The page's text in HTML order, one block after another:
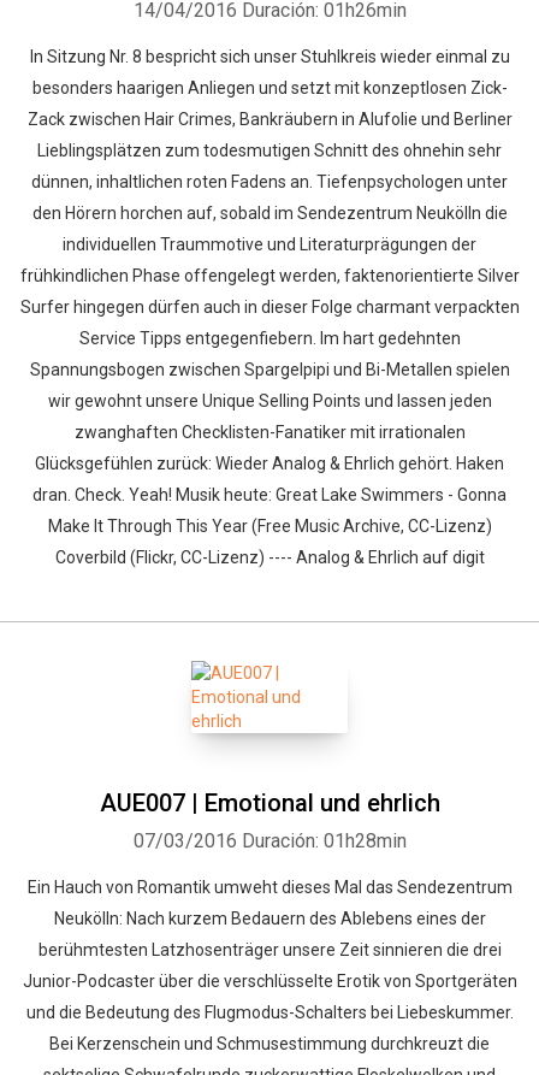
14/04/2016 Duración: 01h26min
In Sitzung Nr. 8 bespricht sich unser Stuhlkreis wieder einmal zu
besonders haarigen Anliegen und setzt mit konzeptlosen Zick-
Zack zwischen Hair Crimes, Bankräubern in Alufolie und Berliner
Lieblingsplätzen zum todesmutigen Schnitt des ohnehin sehr
dünnen, inhaltlichen roten Fadens an. Tiefenpsychologen unter
den Hörern horchen auf, sobald im Sendezentrum Neukölln die
individuellen Traummotive und Literaturprägungen der
frühkindlichen Phase offengelegt werden, faktenorientierte Silver
Surfer hingegen dürfen auch in dieser Folge charmant verpackten
Service Tipps entgegenfiebern. Im hart gedehnten
Spannungsbogen zwischen Spargelpipi und Bi-Metallen spielen
wir gewohnt unsere Unique Selling Points und lassen jeden
zwanghaften Checklisten-Fanatiker mit irrationalen
Glücksgefühlen zurück: Wieder Analog & Ehrlich gehört. Haken
dran. Check. Yeah! Musik heute: Great Lake Swimmers - Gonna
Make It Through This Year (Free Music Archive, CC-Lizenz)
Coverbild (Flickr, CC-Lizenz) ---- Analog & Ehrlich auf digit
AUE007 | Emotional und ehrlich
07/03/2016 Duración: 01h28min
Ein Hauch von Romantik umweht dieses Mal das Sendezentrum
Neukölln: Nach kurzem Bedauern des Ablebens eines der
berühmtesten Latzhosenträger unsere Zeit sinnieren die drei
Junior-Podcaster über die verschlüsselte Erotik von Sportgeräten
und die Bedeutung des Flugmodus-Schalters bei Liebeskummer.
Bei Kerzenschein und Schmusestimmung durchkreuzt die